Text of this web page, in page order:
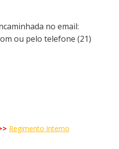
no email:
ou pelo telefone (21)
Regimento Interno